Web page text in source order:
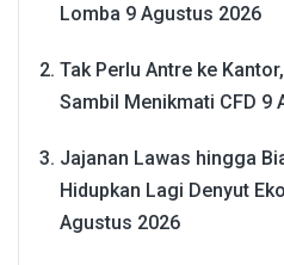
Lomba 9 Agustus 2026
Tak Perlu Antre ke
Sambil Menikmati CFD 9
Jajanan Lawas hingga
Hidupkan Lagi Denyut
Agustus 2026